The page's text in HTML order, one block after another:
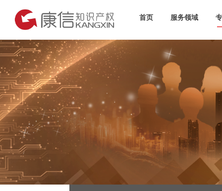
首页 服务领域